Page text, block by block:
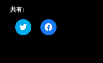
共有:
ク
リ
Facebook
で